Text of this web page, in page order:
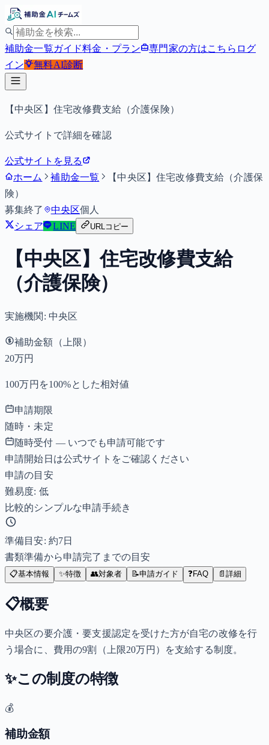
補助金一覧ガイド料金・プラン 専門家の方はこちら ログ
イン
無料AI診断
【中央区】住宅改修費支給（介護保険）
公式サイトで詳細を確認
公式サイトを見る
ホーム
補助金一覧
【中央区】住宅改修費支給（介護保
険）
募集終了
中央区個人
シェア
LINE URLコピー
【中央区】住宅改修費支給
（介護保険）
実施機関: 中央区
補助金額（上限）
20万円
100万円を100%とした相対値
申請期限
随時・未定
随時受付 — いつでも申請可能です
申請開始日は公式サイトをご確認ください
申請の目安
難易度: 低
比較的シンプルな申請手続き
準備目安: 約7日
書類準備から申請完了までの目安
📋基本情報 ✨特徴 👥対象者 📝申請ガイド ❓FAQ 📄 詳細
📋概要
中央区の要介護・要支援認定を受けた方が自宅の改修を行
う場合に、費用の9割（上限20万円）を支給する制度。
✨この制度の特徴
💰
補助金額